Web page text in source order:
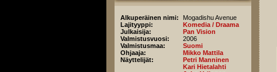
Alkuperäinen nimi:
Mogadishu Avenue
Lajityyppi:
Komedia / Draama
Julkaisija:
Pan Vision
Valmistusvuosi:
2006
Valmistusmaa:
Suomi
Ohjaaja:
Mikko Mattila
Näyttelijät:
Petri Manninen
Kari Hietalahti